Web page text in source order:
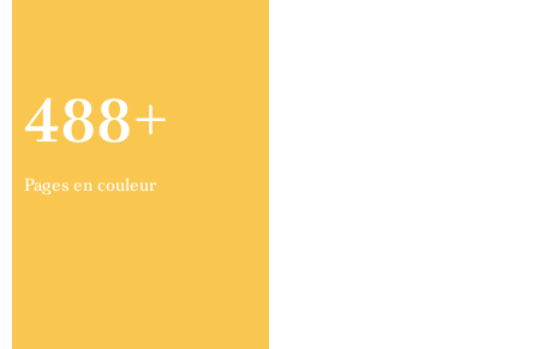
488+
Pages en couleur